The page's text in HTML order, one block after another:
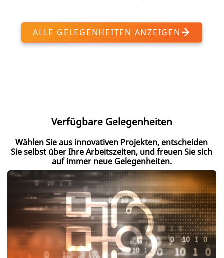
ALLE GELEGENHEITEN ANZEIGEN
Verfügbare Gelegenheiten
Wählen Sie aus innovativen Projekten, entscheiden
Sie selbst über Ihre Arbeitszeiten, und freuen Sie sich
auf immer neue Gelegenheiten.